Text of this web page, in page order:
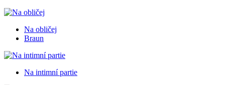
Na obličej
Braun
Na intimní partie